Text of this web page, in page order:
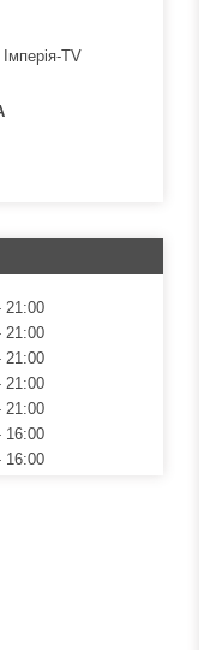
Імперія-TV
21:00
21:00
21:00
21:00
21:00
16:00
16:00